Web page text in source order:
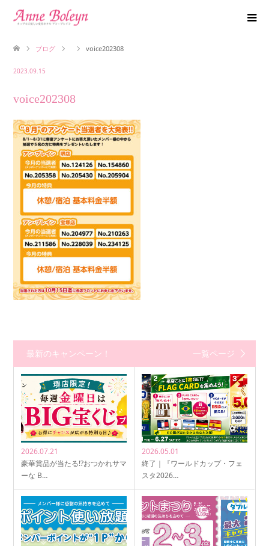
ブログ voice202308
2023.09.15
voice202308
最新のキャンペーン！ 一覧ページ
2026.07.21
豪華賞品が当たる!?おつかれサマ
ーな B…
2026.05.01
終了｜『ワールドカップ・フェ
スタ2026…